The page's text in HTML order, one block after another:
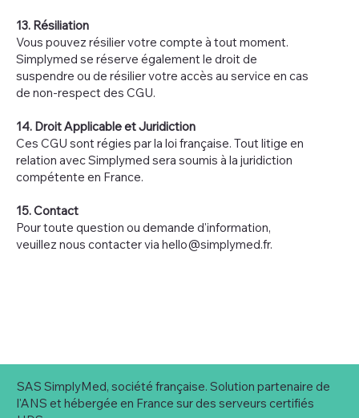
13. Résiliation
Vous pouvez résilier votre compte à tout moment.
Simplymed se réserve également le droit de
suspendre ou de résilier votre accès au service en cas
de non-respect des CGU.
14. Droit Applicable et Juridiction
Ces CGU sont régies par la loi française. Tout litige en
relation avec Simplymed sera soumis à la juridiction
compétente en France.
15. Contact
Pour toute question ou demande d'information,
veuillez nous contacter via hello@simplymed.fr.
SAS SimplyMed, société française. Solution partenaire de
l'ANS et hébergée en France sur des serveurs certifiés